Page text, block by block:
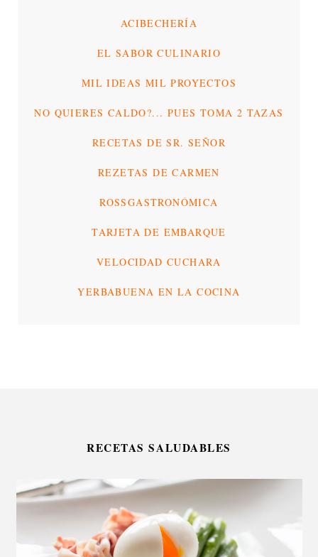
ACIBECHERÍA
EL SABOR CULINARIO
MIL IDEAS MIL PROYECTOS
NO QUIERES CALDO?... PUES TOMA 2 TAZAS
RECETAS DE SR. SEÑOR
REZETAS DE CARMEN
ROSSGASTRONÓMICA
TARJETA DE EMBARQUE
VELOCIDAD CUCHARA
YERBABUENA EN LA COCINA
RECETAS SALUDABLES